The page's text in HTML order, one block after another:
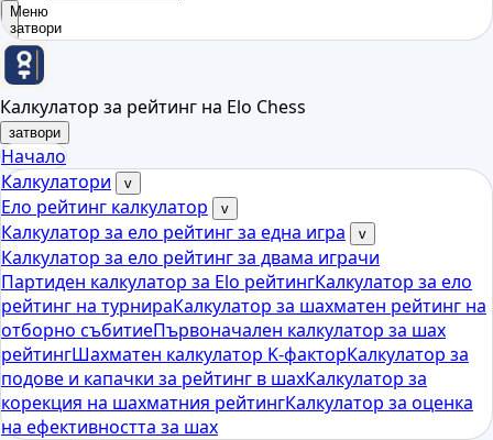
Меню
затвори
Калкулатор за рейтинг на Elo Chess
затвори
Начало
Калкулатори
v
Ело рейтинг калкулатор v
Калкулатор за ело рейтинг за една игра v
Калкулатор за ело рейтинг за двама играчи
Партиден калкулатор за Elo рейтингКалкулатор за ело
рейтинг на турнираКалкулатор за шахматен рейтинг на
отборно събитиеПървоначален калкулатор за шах
рейтингШахматен калкулатор K-факторКалкулатор за
подове и капачки за рейтинг в шахКалкулатор за
корекция на шахматния рейтингКалкулатор за оценка
на ефективността за шах